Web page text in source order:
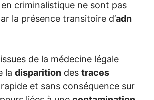
criminalistique ne sont pas
la présence transitoire d’adn
issues de la médecine légale
la disparition des traces
et sans conséquence sur